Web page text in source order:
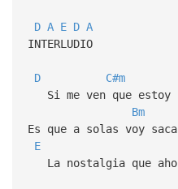
D A E D A
INTERLUDIO
D
C#m
Si me ven que estoy
Bm
Es que a solas voy
E
La nostalgia que